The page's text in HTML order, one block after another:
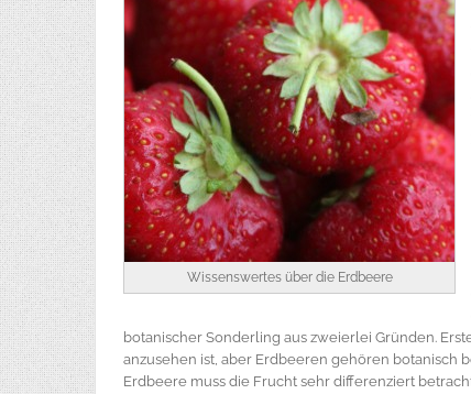
Wissenswertes über die Erdbeere
botanischer Sonderling aus zweierlei Gründen.
anzusehen ist, aber Erdbeeren gehören botanisch
Erdbeere muss die Frucht sehr differenziert